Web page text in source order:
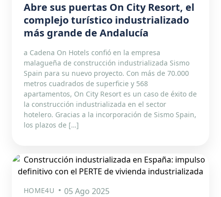
Abre sus puertas On City Resort, el
complejo turístico industrializado
más grande de Andalucía
a Cadena On Hotels confió en la empresa
malagueña de construcción industrializada Sismo
Spain para su nuevo proyecto. Con más de 70.000
metros cuadrados de superficie y 568
apartamentos, On City Resort es un caso de éxito de
la construcción industrializada en el sector
hotelero. Gracias a la incorporación de Sismo Spain,
los plazos de […]
HOME4U 05 Ago 2025